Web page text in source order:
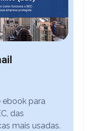
ebook para
das
mais usadas.